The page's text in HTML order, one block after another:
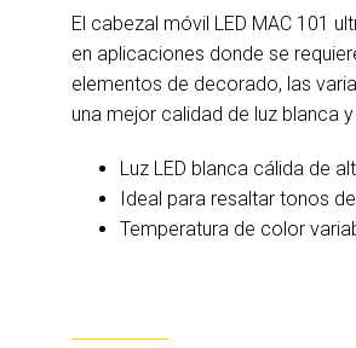
El cabezal móvil LED MAC 101
en aplicaciones donde se
elementos de decorado, las
una mejor calidad de luz blanca
Luz LED blanca cálida de
Ideal para resaltar tonos
Temperatura de color